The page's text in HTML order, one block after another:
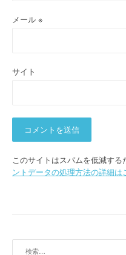
メール ※
サイト
このサイトはスパムを低減する
ントデータの処理方法の詳細